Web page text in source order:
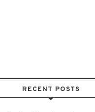
RECENT POSTS